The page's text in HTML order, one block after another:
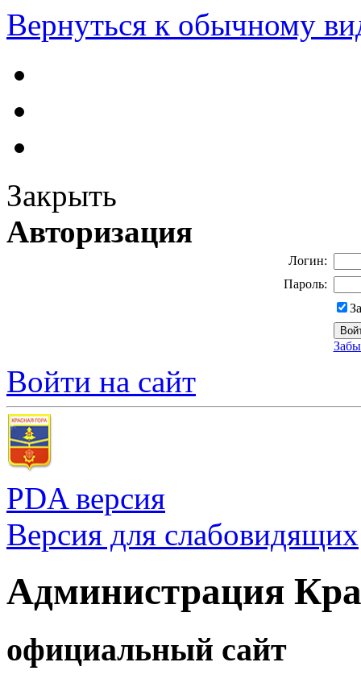
Вернуться к обычному
Закрыть
Авторизация
Логин:
Пароль:
Войти на сайт
PDA версия
Версия для слабовидящих
Администрация
официальный сайт